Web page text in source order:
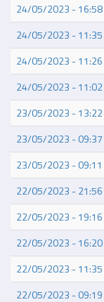
24/05/2023 - 16:58
24/05/2023 - 11:35
24/05/2023 - 11:26
24/05/2023 - 11:02
23/05/2023 - 13:22
23/05/2023 - 09:37
23/05/2023 - 09:11
22/05/2023 - 21:56
22/05/2023 - 19:16
22/05/2023 - 16:20
22/05/2023 - 11:35
22/05/2023 - 09:19